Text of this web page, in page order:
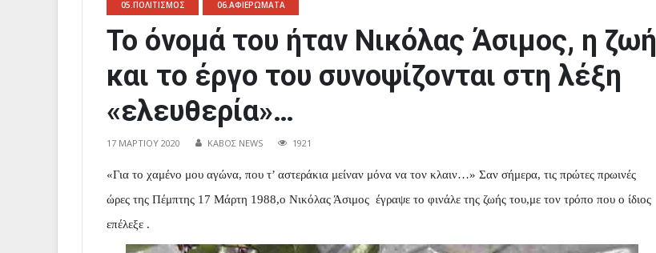
05.ΠΟΛΙΤΙΣΜΟΣ 06.ΑΦΙΕΡΩΜΑΤΑ
Το όνομά του ήταν Νικόλας Άσιμος, η ζωή
και το έργο του συνοψίζονται στη λέξη
«ελευθερία»…
17 ΜΑΡΤΊΟΥ 2020 ΚΑΒΟΣ NEWS 1921
«Για το χαμένο μου αγώνα, που τ’ αστεράκια μείναν μόνα να τον κλαιν…» Σαν σήμερα, τις πρώτες πρωινές
ώρες της Πέμπτης 17 Μάρτη 1988,ο Νικόλας Άσιμος έγραψε το φινάλε της ζωής του,με τον τρόπο που ο ίδιος
επέλεξε .